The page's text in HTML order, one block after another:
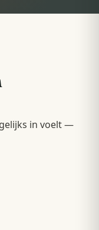
in voelt —
close — op